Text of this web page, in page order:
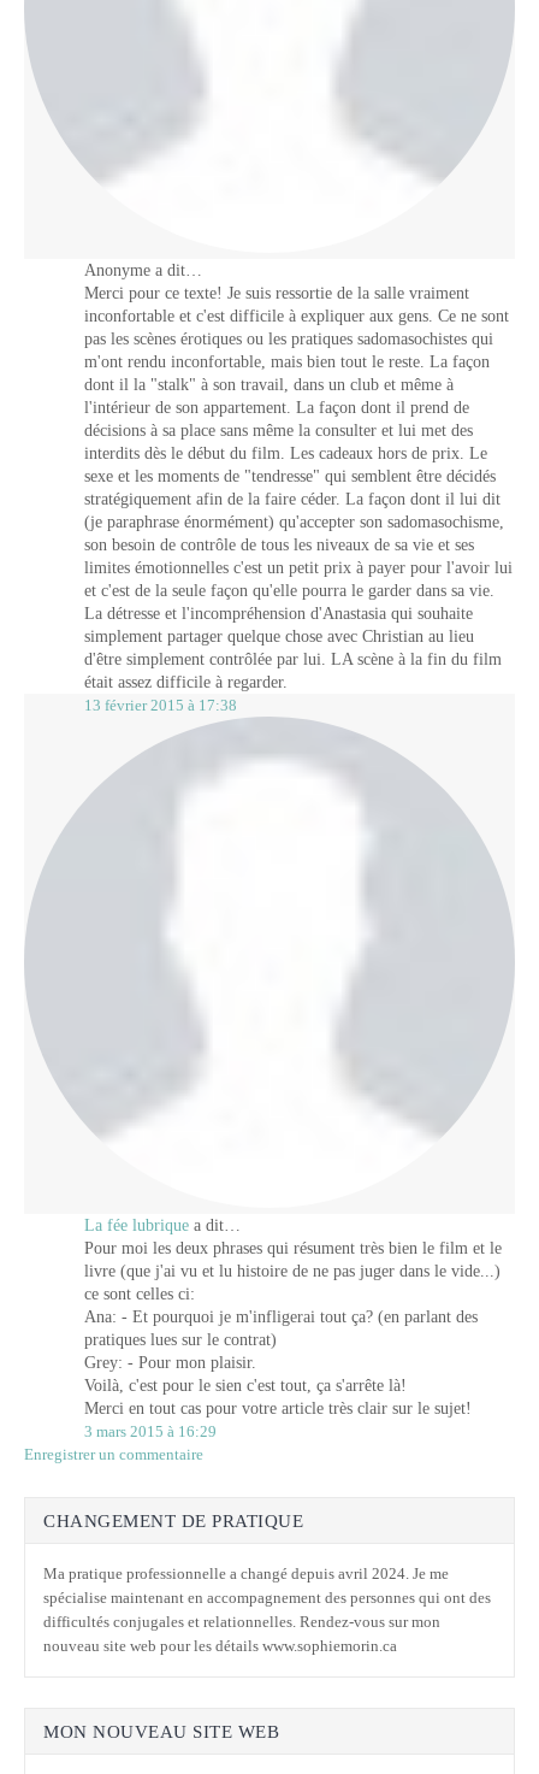
Anonyme a dit…
Merci pour ce texte! Je suis ressortie de la salle vraiment
inconfortable et c'est difficile à expliquer aux gens. Ce ne sont
pas les scènes érotiques ou les pratiques sadomasochistes qui
m'ont rendu inconfortable, mais bien tout le reste. La façon
dont il la "stalk" à son travail, dans un club et même à
l'intérieur de son appartement. La façon dont il prend de
décisions à sa place sans même la consulter et lui met des
interdits dès le début du film. Les cadeaux hors de prix. Le
sexe et les moments de "tendresse" qui semblent être décidés
stratégiquement afin de la faire céder. La façon dont il lui dit
(je paraphrase énormément) qu'accepter son sadomasochisme,
son besoin de contrôle de tous les niveaux de sa vie et ses
limites émotionnelles c'est un petit prix à payer pour l'avoir lui
et c'est de la seule façon qu'elle pourra le garder dans sa vie.
La détresse et l'incompréhension d'Anastasia qui souhaite
simplement partager quelque chose avec Christian au lieu
d'être simplement contrôlée par lui. LA scène à la fin du film
était assez difficile à regarder.
13 février 2015 à 17:38
La fée lubrique a dit…
Pour moi les deux phrases qui résument très bien le film et le
livre (que j'ai vu et lu histoire de ne pas juger dans le vide...)
ce sont celles ci:
Ana: - Et pourquoi je m'infligerai tout ça? (en parlant des
pratiques lues sur le contrat)
Grey: - Pour mon plaisir.
Voilà, c'est pour le sien c'est tout, ça s'arrête là!
Merci en tout cas pour votre article très clair sur le sujet!
3 mars 2015 à 16:29
Enregistrer un commentaire
CHANGEMENT DE PRATIQUE
Ma pratique professionnelle a changé depuis avril 2024. Je me
spécialise maintenant en accompagnement des personnes qui ont des
difficultés conjugales et relationnelles. Rendez-vous sur mon
nouveau site web pour les détails www.sophiemorin.ca
MON NOUVEAU SITE WEB